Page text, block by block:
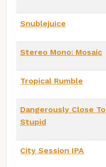
Snublejuice
Stereo Mono: Mosaic
Tropical Rumble
Dangerously Close To
Stupid
City Session IPA